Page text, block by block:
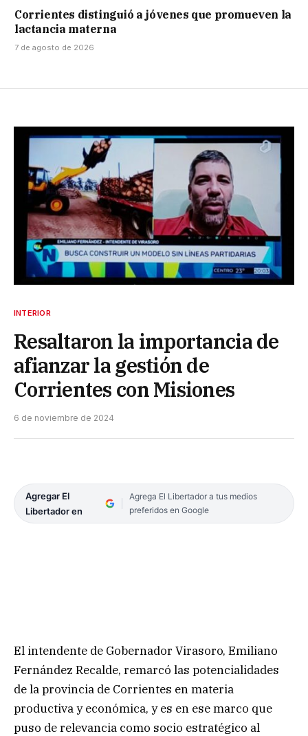
Corrientes distinguió a jóvenes que promueven la
lactancia materna
7 de agosto de 2026
INTERIOR
Resaltaron la importancia de
afianzar la gestión de
Corrientes con Misiones
6 de noviembre de 2024
Agregar El
Libertador en
Agrega El Libertador a tus medios
preferidos en Google
El intendente de Gobernador Virasoro, Emiliano
Fernández Recalde, remarcó las potencialidades
de la provincia de Corrientes en materia
productiva y económica, y es en ese marco que
puso de relevancia como socio estratégico al